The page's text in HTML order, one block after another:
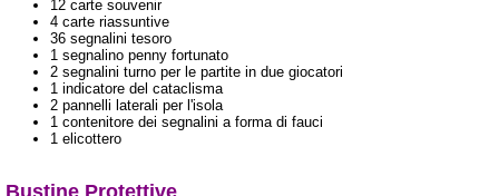
12 carte souvenir
4 carte riassuntive
36 segnalini tesoro
1 segnalino penny fortunato
2 segnalini turno per le partite in due giocatori
1 indicatore del cataclisma
2 pannelli laterali per l'isola
1 contenitore dei segnalini a forma di fauci
1 elicottero
Bustine Protettive